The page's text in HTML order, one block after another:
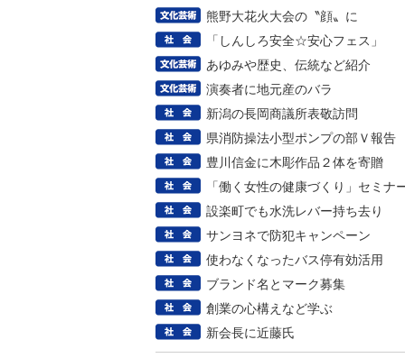
熊野大花火大会の〝顔〟に
「しんしろ安全☆安心フェス」
あゆみや歴史、伝統など紹介
演奏者に地元産のバラ
新潟の長岡商議所表敬訪問
県消防操法小型ポンプの部Ｖ報告
豊川信金に木彫作品２体を寄贈
「働く女性の健康づくり」セミナ
設楽町でも水洗レバー持ち去り
サンヨネで防犯キャンペーン
使わなくなったバス停有効活用
ブランド名とマーク募集
創業の心構えなど学ぶ
新会長に近藤氏